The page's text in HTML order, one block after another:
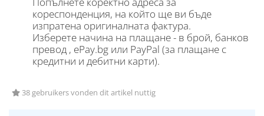
кореспонденция, на който ще ви бъде
изпратена оригиналната фактура.
Изберете начина на плащане - в брой, банков
превод , ePay.bg или PayPal (за плащане с
кредитни и дебитни карти).
38 gebruikers vonden dit artikel nuttig